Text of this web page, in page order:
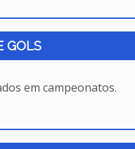
GOLS
em campeonatos.